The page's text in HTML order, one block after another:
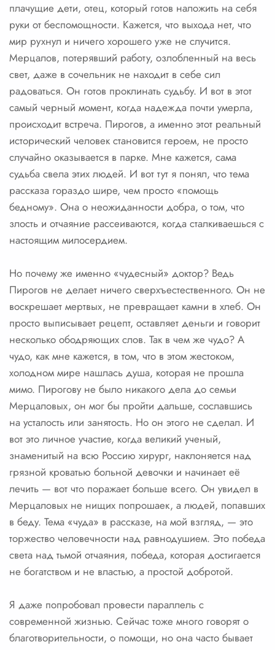
плачущие дети, отец, который готов наложить на себя
руки от беспомощности. Кажется, что выхода нет, что
мир рухнул и ничего хорошего уже не случится.
Мерцалов, потерявший работу, озлобленный на весь
свет, даже в сочельник не находит в себе сил
радоваться. Он готов проклинать судьбу. И вот в этот
самый черный момент, когда надежда почти умерла,
происходит встреча. Пирогов, а именно этот реальный
исторический человек становится героем, не просто
случайно оказывается в парке. Мне кажется, сама
судьба свела этих людей. И вот тут я понял, что тема
рассказа гораздо шире, чем просто «помощь
бедному». Она о неожиданности добра, о том, что
злость и отчаяние рассеиваются, когда сталкиваешься с
настоящим милосердием.
Но почему же именно «чудесный» доктор? Ведь
Пирогов не делает ничего сверхъестественного. Он не
воскрешает мертвых, не превращает камни в хлеб. Он
просто выписывает рецепт, оставляет деньги и говорит
несколько ободряющих слов. Так в чем же чудо? А
чудо, как мне кажется, в том, что в этом жестоком,
холодном мире нашлась душа, которая не прошла
мимо. Пирогову не было никакого дела до семьи
Мерцаловых, он мог бы пройти дальше, сославшись
на усталость или занятость. Но он этого не сделал. И
вот это личное участие, когда великий ученый,
знаменитый на всю Россию хирург, наклоняется над
грязной кроватью больной девочки и начинает её
лечить — вот что поражает больше всего. Он увидел в
Мерцаловых не нищих попрошаек, а людей, попавших
в беду. Тема «чуда» в рассказе, на мой взгляд, — это
торжество человечности над равнодушием. Это победа
света над тьмой отчаяния, победа, которая достигается
не богатством и не властью, а простой добротой.
Я даже попробовал провести параллель с
современной жизнью. Сейчас тоже много говорят о
благотворительности, о помощи, но она часто бывает